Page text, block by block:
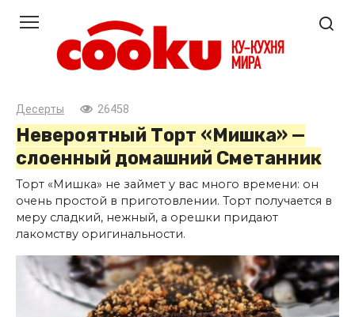
контенту
Десерты 26458
Невероятный Торт «Мишка» —
слоенный домашний Сметанник
Торт «Мишка» не займет у вас много времени: он
очень простой в приготовлении. Торт получается в
меру сладкий, нежный, а орешки придают
лакомству оригинальности.